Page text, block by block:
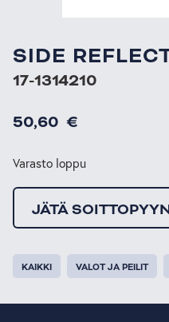
SIDE
17-1314210
50,60 €
Varasto loppu
JÄTÄ
KAIKKI VALOT JA PEILIT